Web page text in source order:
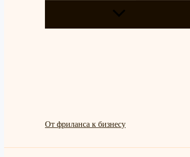
ПЕРЕКЛЮЧАТЕЛЬ
МЕНЮ
От фриланса к бизнесу